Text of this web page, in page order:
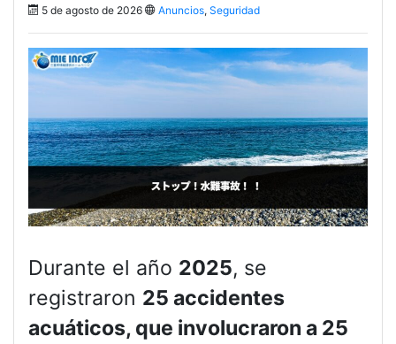
5 de agosto de 2026 Anuncios, Seguridad
Durante el año 2025, se
registraron 25 accidentes
acuáticos, que involucraron a 25